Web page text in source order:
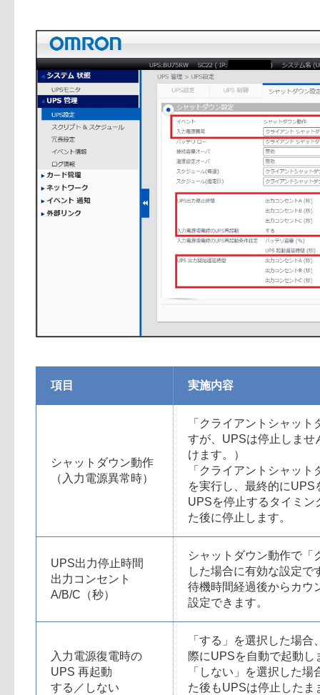
項目 実施内容
シャットダウン動作
（入力電源異常時）
「クライアントシャッ
すが、UPSは停止しませ
けます。）
「クライアントシャッ
を実行し、最終的にUPS
UPSを停止するタイミ
た後に停止します。
UPS出力停止時間
出力コンセント
A/B/C（秒）
シャットダウン動作で「
した場合に有効な設定で
待機時間経過後からカウ
設定できます。
入力電源復電時の
UPS 再起動
する／しない
「する」を選択した場
際にUPSを自動で起動し
「しない」を選択した
た後もUPSは停止した